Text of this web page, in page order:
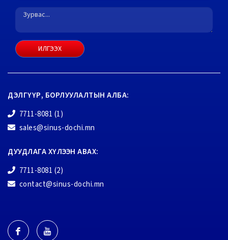
ИЛГЭЭХ
ДЭЛГҮҮР, БОРЛУУЛАЛТЫН АЛБА:
7711-8081 (1)
sales@sinus-dochi.mn
ДУУДЛАГА ХҮЛЭЭН АВАХ:
7711-8081 (2)
contact@sinus-dochi.mn